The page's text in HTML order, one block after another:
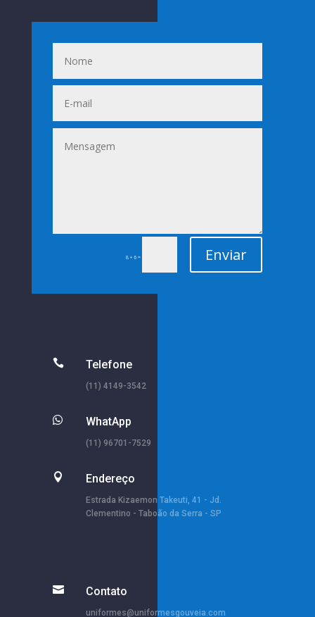
8 + 6 = Enviar
 Telefone
(11) 4149-3542
 WhatApp
(11) 96701-7529
 Endereço
Estrada Kizaemon Takeuti, 41 - Jd.
Clementino - Taboão da Serra - SP
 Contato
uniformes@uniformesgouveia.com